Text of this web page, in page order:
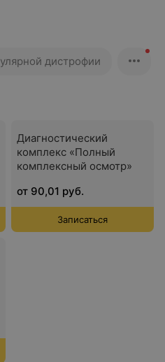
дистрофии
Диагностический
комплекс «Полный
комплексный осмотр»
от 90,01 руб.
Записаться